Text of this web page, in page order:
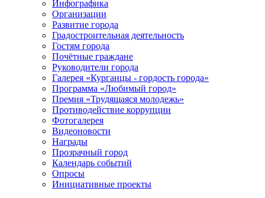
Инфографика
Организации
Развитие города
Градостроительная деятельность
Гостям города
Почётные граждане
Руководители города
Галерея «Курганцы - гордость города»
Программа «Любимый город»
Премия «Трудящаяся молодежь»
Противодействие коррупции
Фотогалерея
Видеоновости
Награды
Прозрачный город
Календарь событий
Опросы
Инициативные проекты